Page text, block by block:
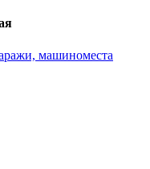
машиноместа